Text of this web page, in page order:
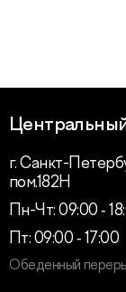
г. Санкт-
пом.182Н
Пн-Чт: 09:00 ‑
Пт: 09:00 ‑ 17:00
Обеденный